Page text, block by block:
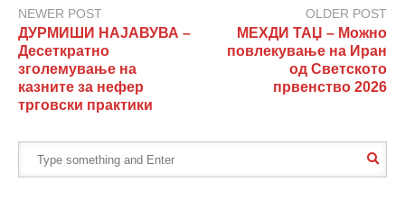
NEWER POST
ДУРМИШИ НАЈАВУВА –
Десеткратно
зголемување на
казните за нефер
трговски практики
OLDER POST
МЕХДИ ТАЏ – Можно
повлекување на Иран
од Светското
првенство 2026